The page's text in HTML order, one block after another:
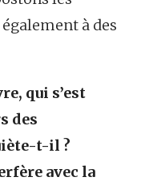
à des
qui s’est
des
t-il ?
avec la